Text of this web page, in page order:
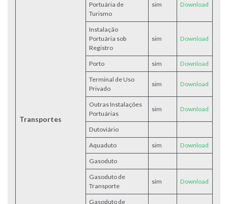
Transportes
Portuária de
Turismo
sim Download
Instalação
Portuária sob
Registro
sim Download
Porto sim Download
Terminal de Uso
Privado
sim Download
Outras Instalações
Portuárias
sim Download
Dutoviário
Aquaduto sim Download
Gasoduto
Gasoduto de
Transporte
sim Download
Gasoduto de